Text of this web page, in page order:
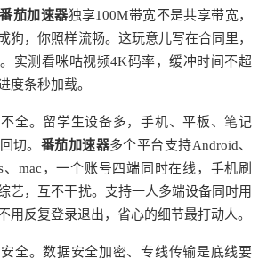
番茄加速器独享100M带宽不是共享带宽，
狗，你照样流畅。这玩意儿写在合同里，
实测看咪咕视频4K码率，缓冲时间不超
度条秒加载。
全。留学生设备多，手机、平板、笔记
切。 番茄加速器多个平台支持Android、
、mac，一个账号四端同时在线，手机刷
艺，互不干扰。支持一人多端设备同时用
用反复登录退出，省心的细节最打动人。
全。数据安全加密、专线传输是底线要